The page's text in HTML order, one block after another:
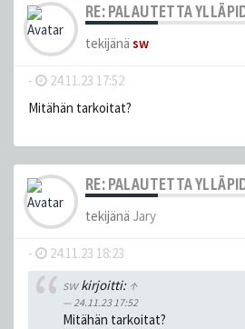
RE: PALAUTETTA
tekijänä sw
- 24.11.23 17:52
Mitähän tarkoitat?
RE: PALAUTETTA
tekijänä Jary
- 24.11.23 18:23
swkirjoitti: ↑
24.11.23 17:52
Mitähän tarkoitat?